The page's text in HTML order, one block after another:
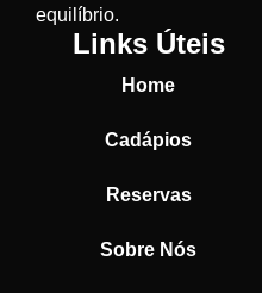
equilíbrio.
Links Úteis
Home
Cadápios
Reservas
Sobre Nós